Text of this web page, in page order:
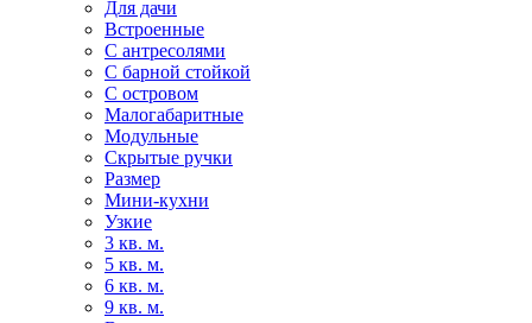
Для дачи
Встроенные
С антресолями
С барной стойкой
С островом
Малогабаритные
Модульные
Скрытые ручки
Размер
Мини-кухни
Узкие
3 кв. м.
5 кв. м.
6 кв. м.
9 кв. м.